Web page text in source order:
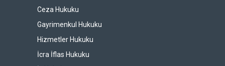
Ceza Hukuku
Gayrimenkul Hukuku
Hizmetler Hukuku
İcra İflas Hukuku